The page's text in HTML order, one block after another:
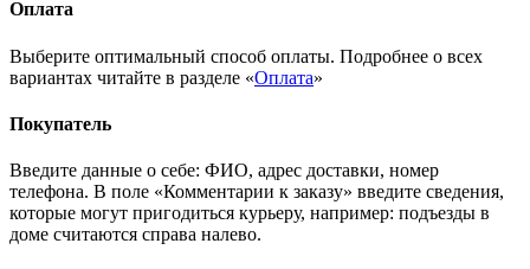
Оплата
Выберите оптимальный способ оплаты. Подробнее о всех
вариантах читайте в разделе «Оплата»
Покупатель
Введите данные о себе: ФИО, адрес доставки, номер
телефона. В поле «Комментарии к заказу» введите сведения,
которые могут пригодиться курьеру, например: подъезды в
доме считаются справа налево.